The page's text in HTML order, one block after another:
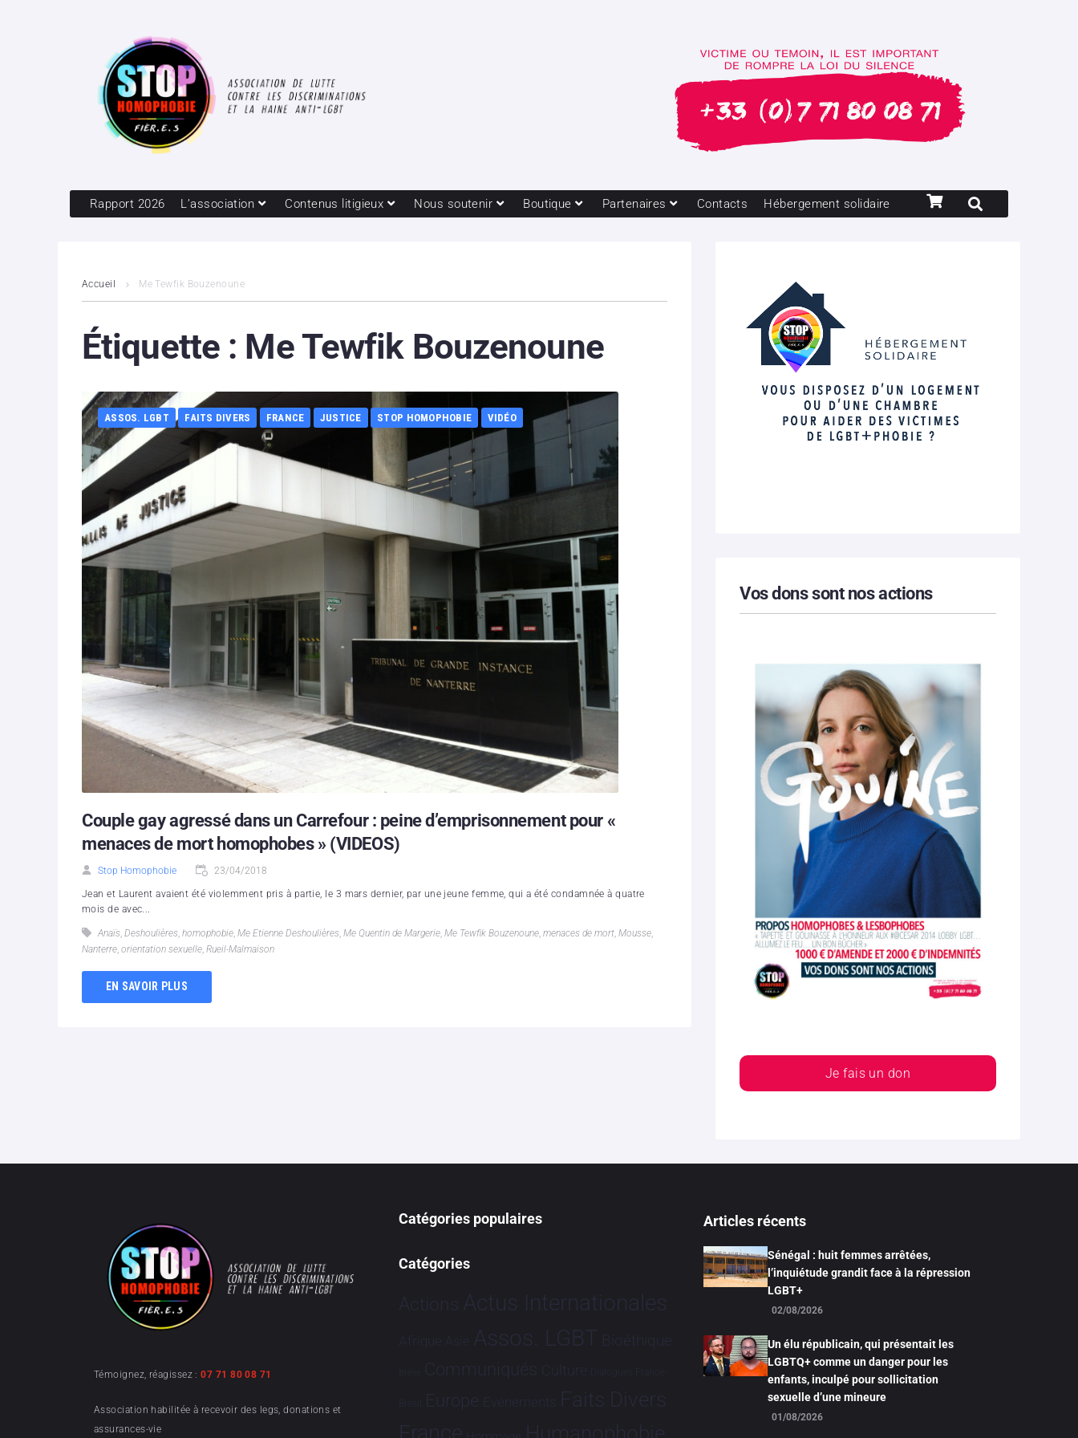
Rapport 2026 L’association Contenus litigieux Nous soutenir Boutique Partenaires Contacts Hébergement solidaire
Accueil Me Tewfik Bouzenoune
Étiquette : Me Tewfik Bouzenoune
ASSOS. LGBT FAITS DIVERS FRANCE JUSTICE STOP HOMOPHOBIE VIDÉO
Couple gay agressé dans un Carrefour : peine d’emprisonnement pour «
menaces de mort homophobes » (VIDEOS)
Stop Homophobie 23/04/2018
Jean et Laurent avaient été violemment pris à partie, le 3 mars dernier, par une jeune femme, qui a été condamnée à quatre
mois de avec...
Anaïs, Deshoulières, homophobie, Me Etienne Deshoulières, Me Quentin de Margerie, Me Tewfik Bouzenoune, menaces de mort, Mousse,
Nanterre, orientation sexuelle, Rueil-Malmaison
EN SAVOIR PLUS
Vos dons sont nos actions
Je fais un don
Témoignez, réagissez :07 71 80 08 71
Association habilitée à recevoir des legs, donations et
assurances-vie
Catégories populaires
Catégories
Actions Actus Internationales
Afrique Asie Assos. LGBT Bioéthique
Brève Communiqués Culture Dialogues France-
Brésil Europe Evénements Faits Divers
Humanophobie
Articles récents
Sénégal : huit femmes arrêtées,
l’inquiétude grandit face à la répression
LGBT+
02/08/2026
Un élu républicain, qui présentait les
LGBTQ+ comme un danger pour les
enfants, inculpé pour sollicitation
sexuelle d’une mineure
01/08/2026